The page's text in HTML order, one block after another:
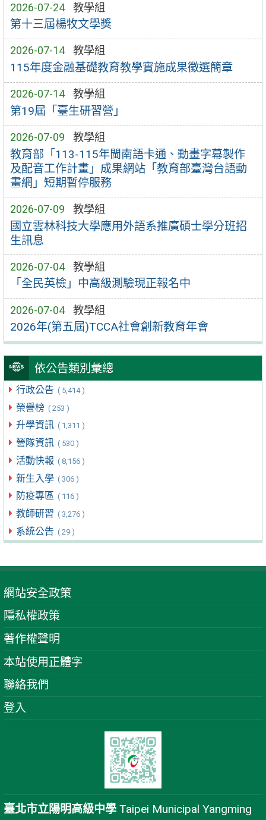
2026-07-24 教學組
第十三屆楊牧文學獎
2026-07-14 教學組
115年度金融基礎教育教學實施成果徵選簡章
2026-07-14 教學組
第19屆「臺生研習營」
2026-07-09 教學組
教育部「113-115年閩南語卡通、動畫字幕製作
及配音工作計畫」成果網站「教育部臺灣台語動
畫網」短期暫停服務
2026-07-09 教學組
國立雲林科技大學應用外語系推廣碩士學分班招
生訊息
2026-07-04 教學組
「全民英檢」中高級測驗現正報名中
2026-07-04 教學組
2026年(第五屆)TCCA社會創新教育年會
依公告類別彙總
行政公告 ( 5,414 )
榮譽榜 ( 253 )
升學資訊 ( 1,311 )
營隊資訊 ( 530 )
活動快報 ( 8,156 )
新生入學 ( 306 )
防疫專區 ( 116 )
教師研習 ( 3,276 )
系統公告 ( 29 )
網站安全政策
隱私權政策
著作權聲明
本站使用正體字
聯絡我們
登入
臺北市立陽明高級中學 Taipei Municipal Yangming